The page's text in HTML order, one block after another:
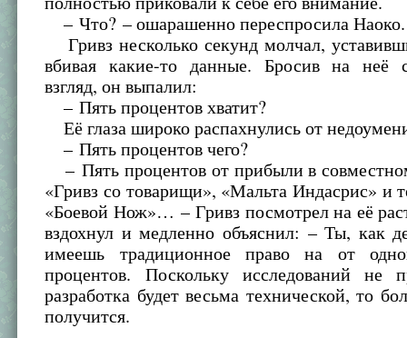
– Что? – ошарашенно переспросила Наоко.
Гривз несколько секунд молчал,
вбивая какие-то данные. Бросив на неё
взгляд, он выпалил:
– Пять процентов хватит?
Её глаза широко распахнулись от
– Пять процентов чего?
– Пять процентов от прибыли в
«Гривз со товарищи», «Мальта Индасрис» и
«Боевой Нож»… – Гривз посмотрел на её
вздохнул и медленно объяснил: – Ты, как
имеешь традиционное право на от
процентов. Поскольку исследований не
разработка будет весьма технической, то
получится.